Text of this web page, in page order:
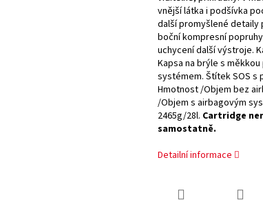
vnější látka i podšívka
další promyšlené detaily
boční kompresní
uchycení další výstroje.
Kapsa na brýle s
systémem. Štítek SOS s
Hmotnost /Objem bez
/Objem s airbagovým
2465g/28l. Cartridge
samostatně.
Detailní informace